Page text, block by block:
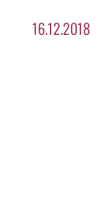
16.12.2018